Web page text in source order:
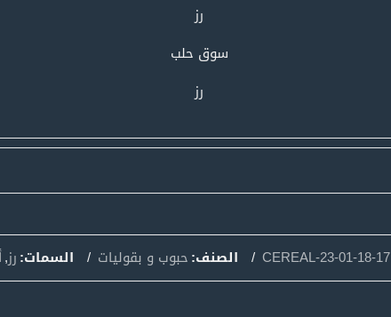
رز
سوق حلب
رز
CEREAL-23-01-18-17 الصنف:حبوب و بقوليات السمات:رز,